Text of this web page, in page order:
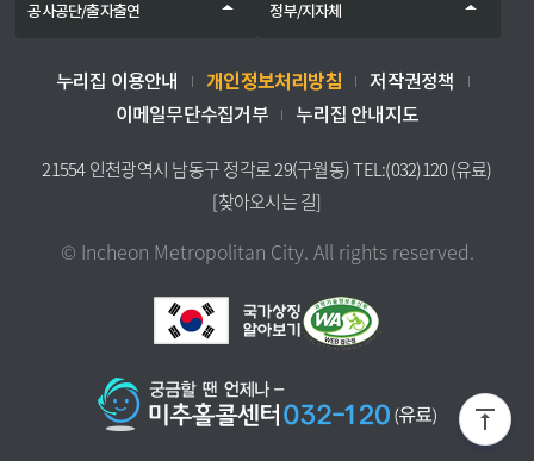
공사공단/출자출연 정부/지자체
누리집 이용안내 개인정보처리방침
저작권정책
이메일무단수집거부
누리집 안내지도
21554 인천광역시 남동구 정각로 29(구월동) TEL:(032)120 (유료)
[찾아오시는 길]
© Incheon Metropolitan City. All rights reserved.